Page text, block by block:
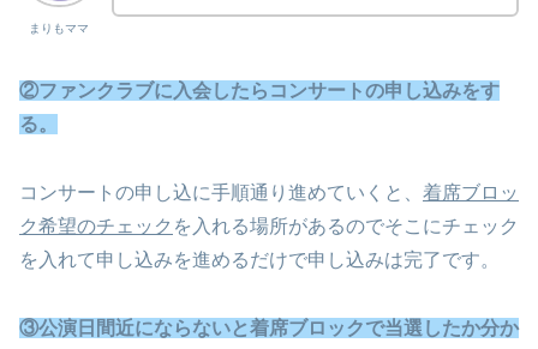
まりもママ
②ファンクラブに入会したらコンサートの申し込みをす
る。
コンサートの申し込に手順通り進めていくと、 着席ブロッ
ク希望のチェック を入れる場所があるのでそこにチェック
を入れて申し込みを進めるだけで申し込みは完了です。
③公演日間近にならないと着席ブロックで当選したか分か